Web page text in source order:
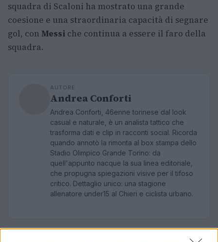
squadra di Scaloni ha mostrato una grande
coesione e una straordinaria capacità di segnare
gol, con Messi che continua a essere il faro della
squadra.
AUTORE
Andrea Conforti
Andrea Conforti, 46enne torinese dal look
casual e naturale, è un analista tattico che
trasforma dati e clip in racconti social. Ricorda
quando annotò la rimonta al box stampa dello
Stadio Olimpico Grande Torino: da
quell'appunto nacque la sua linea editoriale,
che propugna spiegazioni visive per il tifoso
critico. Dettaglio unico: una stagione
allenatore under15 al Chieri e ciclista urbano.